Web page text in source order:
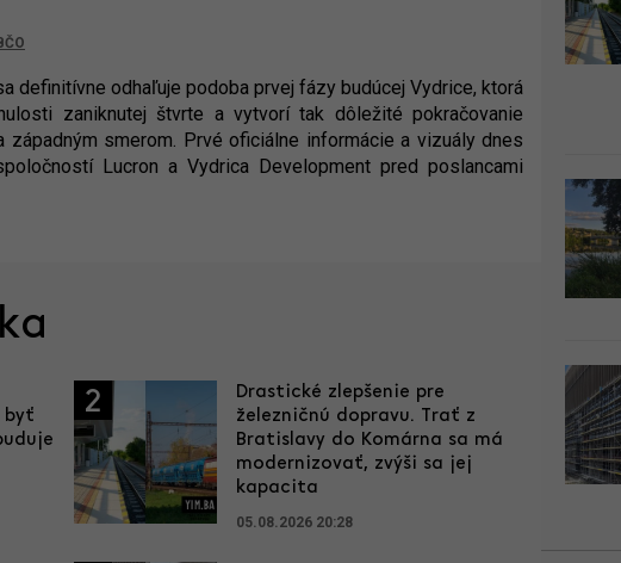
definitívne odhaľuje podoba prvej fázy budúcej Vydrice, ktorá
zaniknutej štvrte a vytvorí tak dôležité pokračovanie
západným smerom. Prvé oficiálne informácie a vizuály dnes
Lucron a Vydrica Development pred poslancami
byť
2
Drastické zlepšenie pre
železničnú dopravu. Trať z
Bratislavy do Komárna sa má
modernizovať, zvýši sa jej
kapacita
05.08.2026 20:28